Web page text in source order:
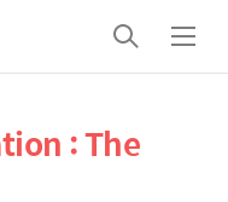
검
색
메
뉴
: The